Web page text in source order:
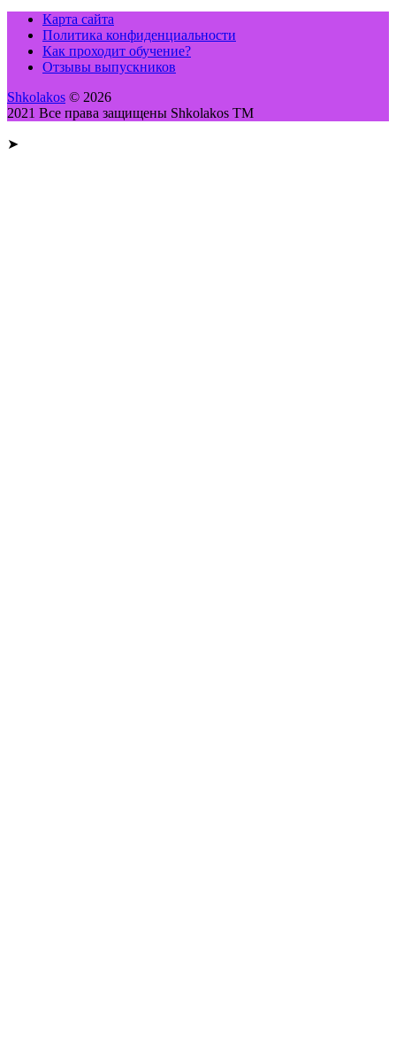
Карта сайта
Политика конфиденциальности
Как проходит обучение?
Отзывы выпускников
Shkolakos © 2026
2021 Все права защищены Shkolakos TM
➤